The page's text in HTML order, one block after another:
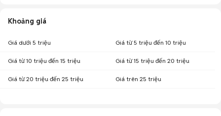
Khoảng giá
Giá dưới 5 triệu Giá từ 5 triệu đến 10 triệu
Giá từ 10 triệu đến 15 triệu Giá từ 15 triệu đến 20 triệu
Giá từ 20 triệu đến 25 triệu Giá trên 25 triệu